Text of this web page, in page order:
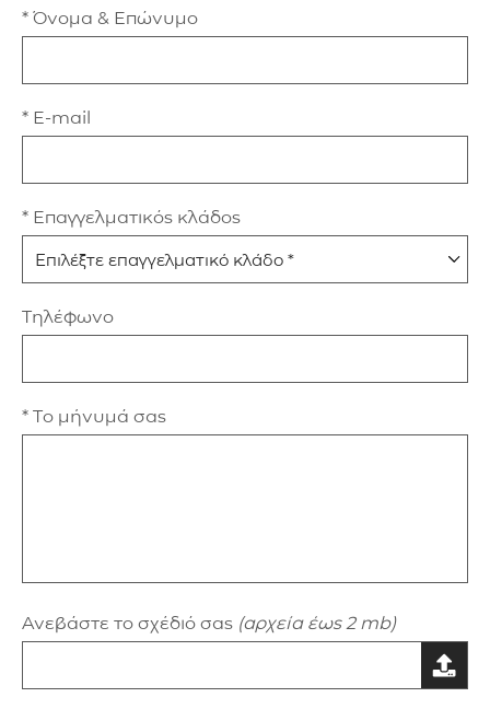
* Όνομα & Επώνυμο
* E-mail
* Επαγγελματικός κλάδος
Τηλέφωνο
* Το μήνυμά σας
Ανεβάστε το σχέδιό σας (αρχεία έως 2 mb)